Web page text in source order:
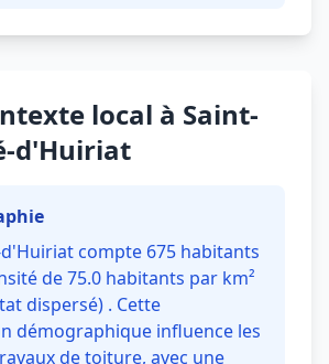
local à Saint-
d'Huiriat
compte 675 habitants
de 75.0 habitants par km²
dispersé) . Cette
démographique influence les
de toiture, avec une